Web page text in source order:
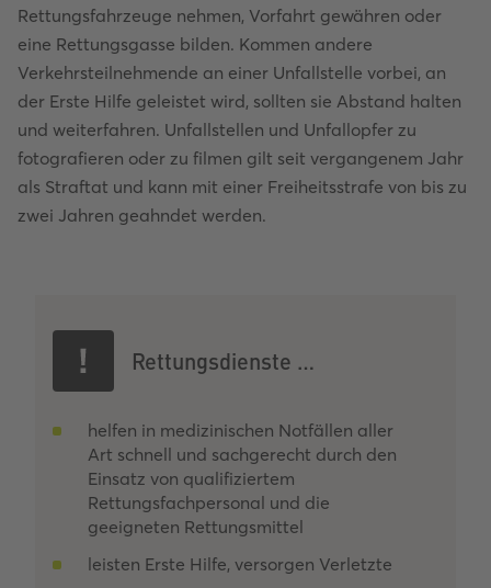
Rettungsfahrzeuge nehmen, Vorfahrt gewähren oder
eine Rettungsgasse bilden. Kommen andere
Verkehrsteilnehmende an einer Unfallstelle vorbei, an
der Erste Hilfe geleistet wird, sollten sie Abstand halten
und weiterfahren. Unfallstellen und Unfallopfer zu
fotografieren oder zu filmen gilt seit vergangenem Jahr
als Straftat und kann mit einer Freiheitsstrafe von bis zu
zwei Jahren geahndet werden.
Rettungsdienste …
helfen in medizinischen Notfällen aller
Art schnell und sachgerecht durch den
Einsatz von qualifiziertem
Rettungsfachpersonal und die
geeigneten Rettungsmittel
leisten Erste Hilfe, versorgen Verletzte